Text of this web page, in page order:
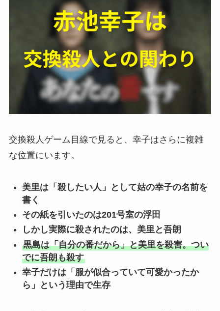
交換殺人ゲーム目線で見ると、幸子はさらに複雑
な位置にいます。
美里は「殺したい人」として姑の幸子の名前を
書く
その紙を引いたのは201号室の浮田
しかし実際に殺されたのは、美里と吾朗
黒島は「自分の番だから」と美里を殺害。つい
でに吾朗も殺す
幸子だけは「服が似合っていて可愛かったか
ら」という理由で生存